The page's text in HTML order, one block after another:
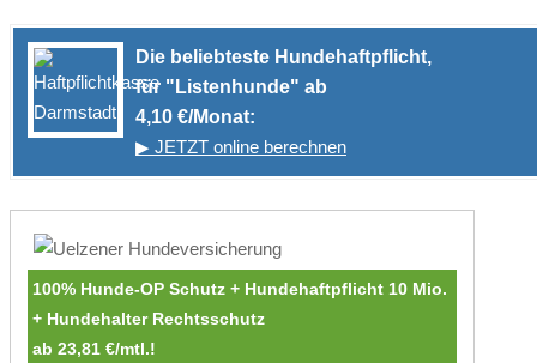
Die beliebteste Hundehaftpflicht,
für "Listenhunde" ab
4,10 €/Monat:
▶ JETZT online berechnen
100% Hunde-OP Schutz + Hundehaftpflicht 10 Mio.
+ Hundehalter Rechtsschutz
ab 23,81 €/mtl.!